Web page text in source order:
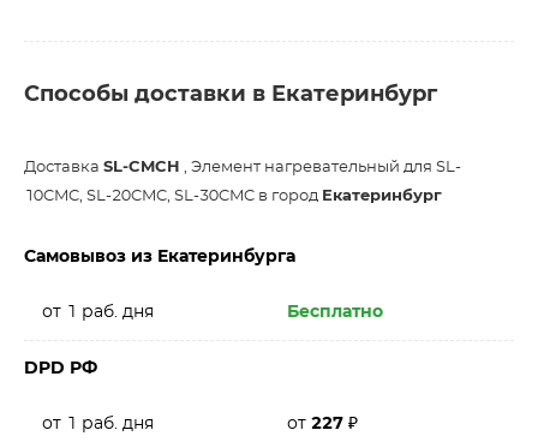
Способы доставки в Екатеринбург
Доставка SL-CMCH , Элемент нагревательный для SL-
10CMC, SL-20CMC, SL-30CMC в город Екатеринбург
Самовывоз из Екатеринбурга
от 1 раб. дня Бесплатно
DPD РФ
от 1 раб. дня от 227 ₽